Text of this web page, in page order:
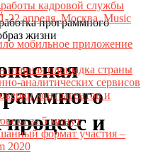
кадровой службы
22 апреля, Москва, Music
мобильное приложение
площадка страны
аналитических сервисов
контрагентов и
за 5 минут
формат участия –
2020
программного
жизни
процесс и